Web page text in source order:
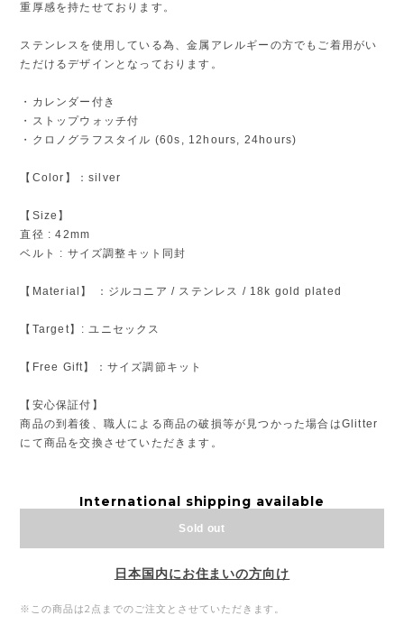
重厚感を持たせております。
ステンレスを使用している為、金属アレルギーの方でもご着用がい
ただけるデザインとなっております。
・カレンダー付き
・ストップウォッチ付
・クロノグラフスタイル (60s, 12hours, 24hours)
【Color】：silver
【Size】
直径 : 42mm
ベルト : サイズ調整キット同封
【Material】 ：ジルコニア / ステンレス / 18k gold plated
【Target】: ユニセックス
【Free Gift】：サイズ調節キット
【安心保証付】
商品の到着後、職人による商品の破損等が見つかった場合はGlitter
にて商品を交換させていただきます。
International shipping available
Sold out
日本国内にお住まいの方向け
※この商品は2点までのご注文とさせていただきます。